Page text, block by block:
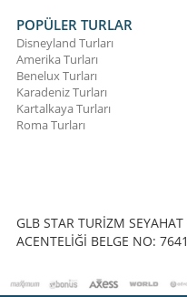
POPÜLER TURLAR
Disneyland Turları
Amerika Turları
Benelux Turları
Karadeniz Turları
Kartalkaya Turları
Roma Turları
GLB STAR TURİZM SEYAHAT
ACENTELİĞİ BELGE NO: 7641